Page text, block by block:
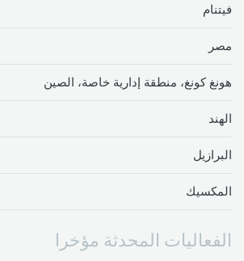
فيتنام
مصر
هونغ كونغ، منطقة إدارية خاصة، الصين
الهند
البرازيل
المكسيك
الفعاليات المحدثة مؤخرا